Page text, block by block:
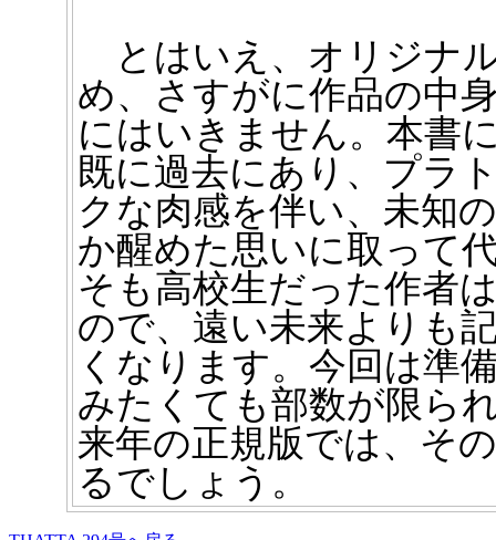
とはいえ、オリジナ
め、さすがに作品の中
にはいきません。本書
既に過去にあり、プラ
クな肉感を伴い、未知
か醒めた思いに取って
そも高校生だった作者
ので、遠い未来よりも
くなります。今回は準
みたくても部数が限ら
来年の正規版では、そ
るでしょう。